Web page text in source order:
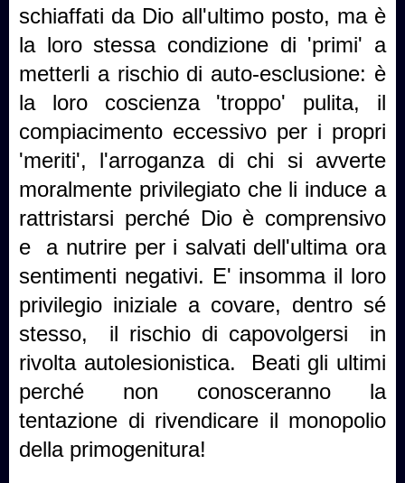
schiaffati da Dio all'ultimo posto, ma è
la loro stessa condizione di 'primi' a
metterli a rischio di auto-esclusione: è
la loro coscienza 'troppo' pulita, il
compiacimento eccessivo per i propri
'meriti', l'arroganza di chi si avverte
moralmente privilegiato che li induce a
rattristarsi perché Dio è comprensivo
e
a nutrire per i salvati dell'ultima ora
sentimenti negativi. E' insomma il loro
privilegio iniziale a covare, dentro sé
stesso,
il rischio di capovolgersi
in
rivolta autolesionistica.
Beati gli ultimi
perché non conosceranno la
tentazione di rivendicare il monopolio
della primogenitura!